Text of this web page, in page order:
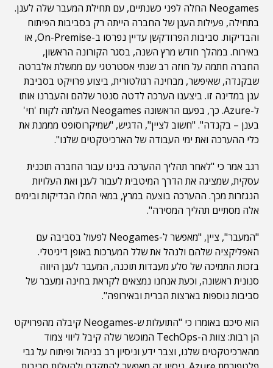
Neogames החלה לפני כשנתיים, עם תחילת המעבר שלה לענן.
בתחילה, פעילות הענן של החברה הייתה רק בסביבות הפיתוח
והבדיקות. סביבות הפרודקשן עדיין נפרסו ב-On-Premise, או
באירוח. במהלך חודש מרץ השנה, בסגר הקורונה הראשון,
החברה חתמה על חוזה רב שנתי אסטרטגי עם ממשלת אלברטה
שבקנדה, שאיפשר, מבחינה רגולטורית, ביצוע פרויקט בסביבת
ענן במדינה זו. ביצענו הערכה לדטה סנטר שלהם והעברנו אותו
ל-Azure. כך, בפעם הראשונה Neogames העלתה לקוח 'חי'
בענן – בקנדה". "חשוב לציין", הדגיש, "שמיקרוסופט מממנת את
כלי ההערכה ואת ימי העבודה של הארכיטקטים שלנו".
רגב אמר כי "לאחר תהליך ההערכה בנינו עבור החברה תוכנית
עסקית, שמציגה את הדרך המיטבית לעבור לענן ואת העלויות
הנגזרות מכך. ההערכה בוצעה במרץ, במאי החלו הבדיקות ובימים
אלה מסתיים תהליך המסירה".
"המעבר", ציין, "מאפשר ל-Neogames לפעול בסביבה עם
האפליקציה שלהם ולנהל את שלל המערכות באופן דיגיטלי.
בזכות התמיכה של סלע מעבדות תוכנה, המעבר לענן היווה
סנונית ראשונה, וכעת אנחנו נמצאים לקראת בחינה ומעבר של
סביבות נוספות בארצות הברית ובאירופה".
הוא סיכם באומרו כי "התועלות ש-Neogames קיבלה מהפרויקט
הן רבות: צוות ה-TechOps המוכשר שלה קיבל ליווי צמוד
מהארכיטקטים שלנו, וצבר ידע וניסיון רב בניהול ופיתוח על גבי